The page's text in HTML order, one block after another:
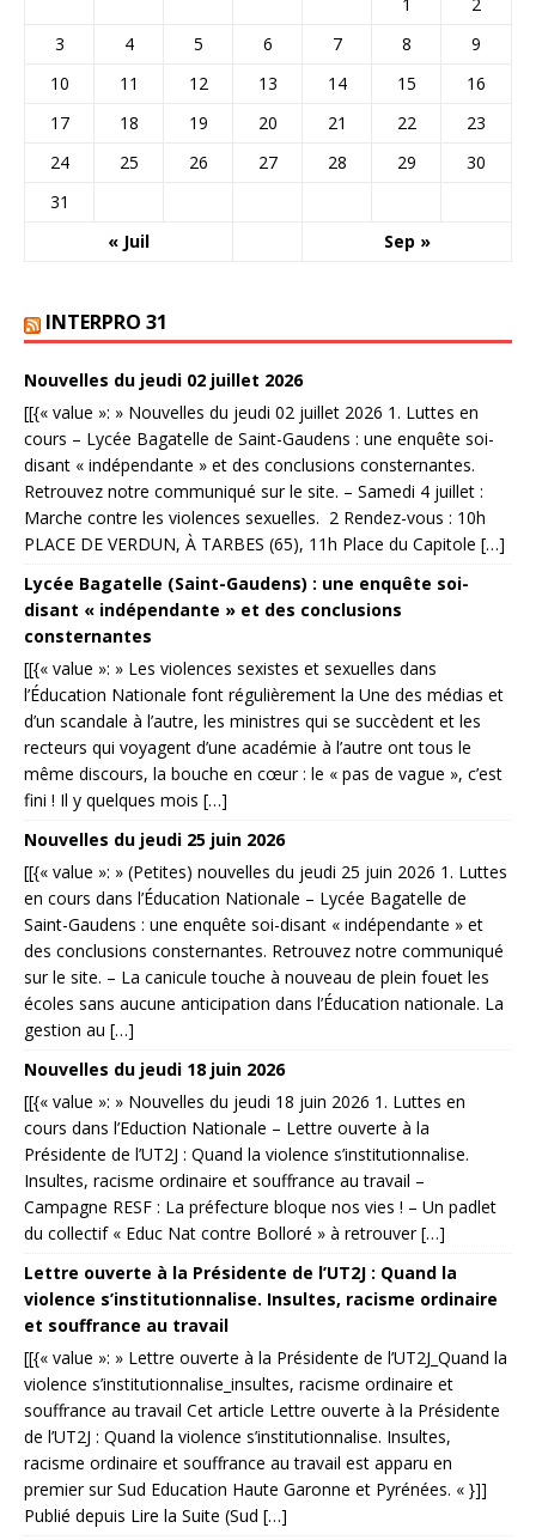
3
4 5 6 7 8
9
10
11 12 13 14 15
16
17
18 19 20 21 22
23
24
25 26 27 28 29
30
31
« Juil
Sep »
INTERPRO 31
Nouvelles du jeudi 02 juillet 2026
[[{« value »: » Nouvelles du jeudi 02 juillet 2026 1. Luttes en
cours – Lycée Bagatelle de Saint-Gaudens : une enquête soi-
disant « indépendante » et des conclusions consternantes.
Retrouvez notre communiqué sur le site. – Samedi 4 juillet :
Marche contre les violences sexuelles. 2 Rendez-vous : 10h
PLACE DE VERDUN, À TARBES (65), 11h Place du Capitole […]
Lycée Bagatelle (Saint-Gaudens) : une enquête soi-
disant « indépendante » et des conclusions
consternantes
[[{« value »: » Les violences sexistes et sexuelles dans
l’Éducation Nationale font régulièrement la Une des médias et
d’un scandale à l’autre, les ministres qui se succèdent et les
recteurs qui voyagent d’une académie à l’autre ont tous le
même discours, la bouche en cœur : le « pas de vague », c’est
fini ! Il y quelques mois […]
Nouvelles du jeudi 25 juin 2026
[[{« value »: » (Petites) nouvelles du jeudi 25 juin 2026 1. Luttes
en cours dans l’Éducation Nationale – Lycée Bagatelle de
Saint-Gaudens : une enquête soi-disant « indépendante » et
des conclusions consternantes. Retrouvez notre communiqué
sur le site. – La canicule touche à nouveau de plein fouet les
écoles sans aucune anticipation dans l’Éducation nationale. La
gestion au […]
Nouvelles du jeudi 18 juin 2026
[[{« value »: » Nouvelles du jeudi 18 juin 2026 1. Luttes en
cours dans l’Eduction Nationale – Lettre ouverte à la
Présidente de l’UT2J : Quand la violence s’institutionnalise.
Insultes, racisme ordinaire et souffrance au travail –
Campagne RESF : La préfecture bloque nos vies ! – Un padlet
du collectif « Educ Nat contre Bolloré » à retrouver […]
Lettre ouverte à la Présidente de l’UT2J : Quand la
violence s’institutionnalise. Insultes, racisme ordinaire
et souffrance au travail
[[{« value »: » Lettre ouverte à la Présidente de l’UT2J_Quand la
violence s’institutionnalise_insultes, racisme ordinaire et
souffrance au travail Cet article Lettre ouverte à la Présidente
de l’UT2J : Quand la violence s’institutionnalise. Insultes,
racisme ordinaire et souffrance au travail est apparu en
premier sur Sud Education Haute Garonne et Pyrénées. « }]]
Publié depuis Lire la Suite (Sud […]